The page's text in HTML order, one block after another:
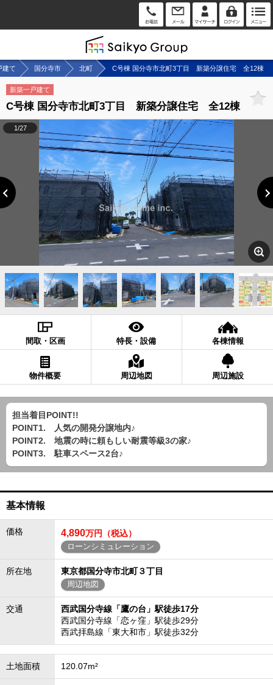
建て 国分寺市 北町 C号棟 国分寺市北町3丁目 新築分譲住宅 全12棟
新築一戸建て
C号棟 国分寺市北町3丁目 新築分譲住宅 全12棟
1/27
間取・区画 特長・設備 各棟情報
物件概要 周辺地図 周辺施設
担当着目POINT!!
POINT1. 人気の開発分譲地内♪
POINT2. 地震の時に頼もしい耐震等級3の家♪
POINT3. 駐車スペース2台♪
基本情報
価格 4,890万円（税込）
ローンシミュレーション
所在地 東京都国分寺市北町３丁目
周辺地図
交通
西武国分寺線「鷹の台」駅徒歩17分
西武国分寺線「恋ヶ窪」駅徒歩29分
西武拝島線「東大和市」駅徒歩32分
土地面積 120.07m²